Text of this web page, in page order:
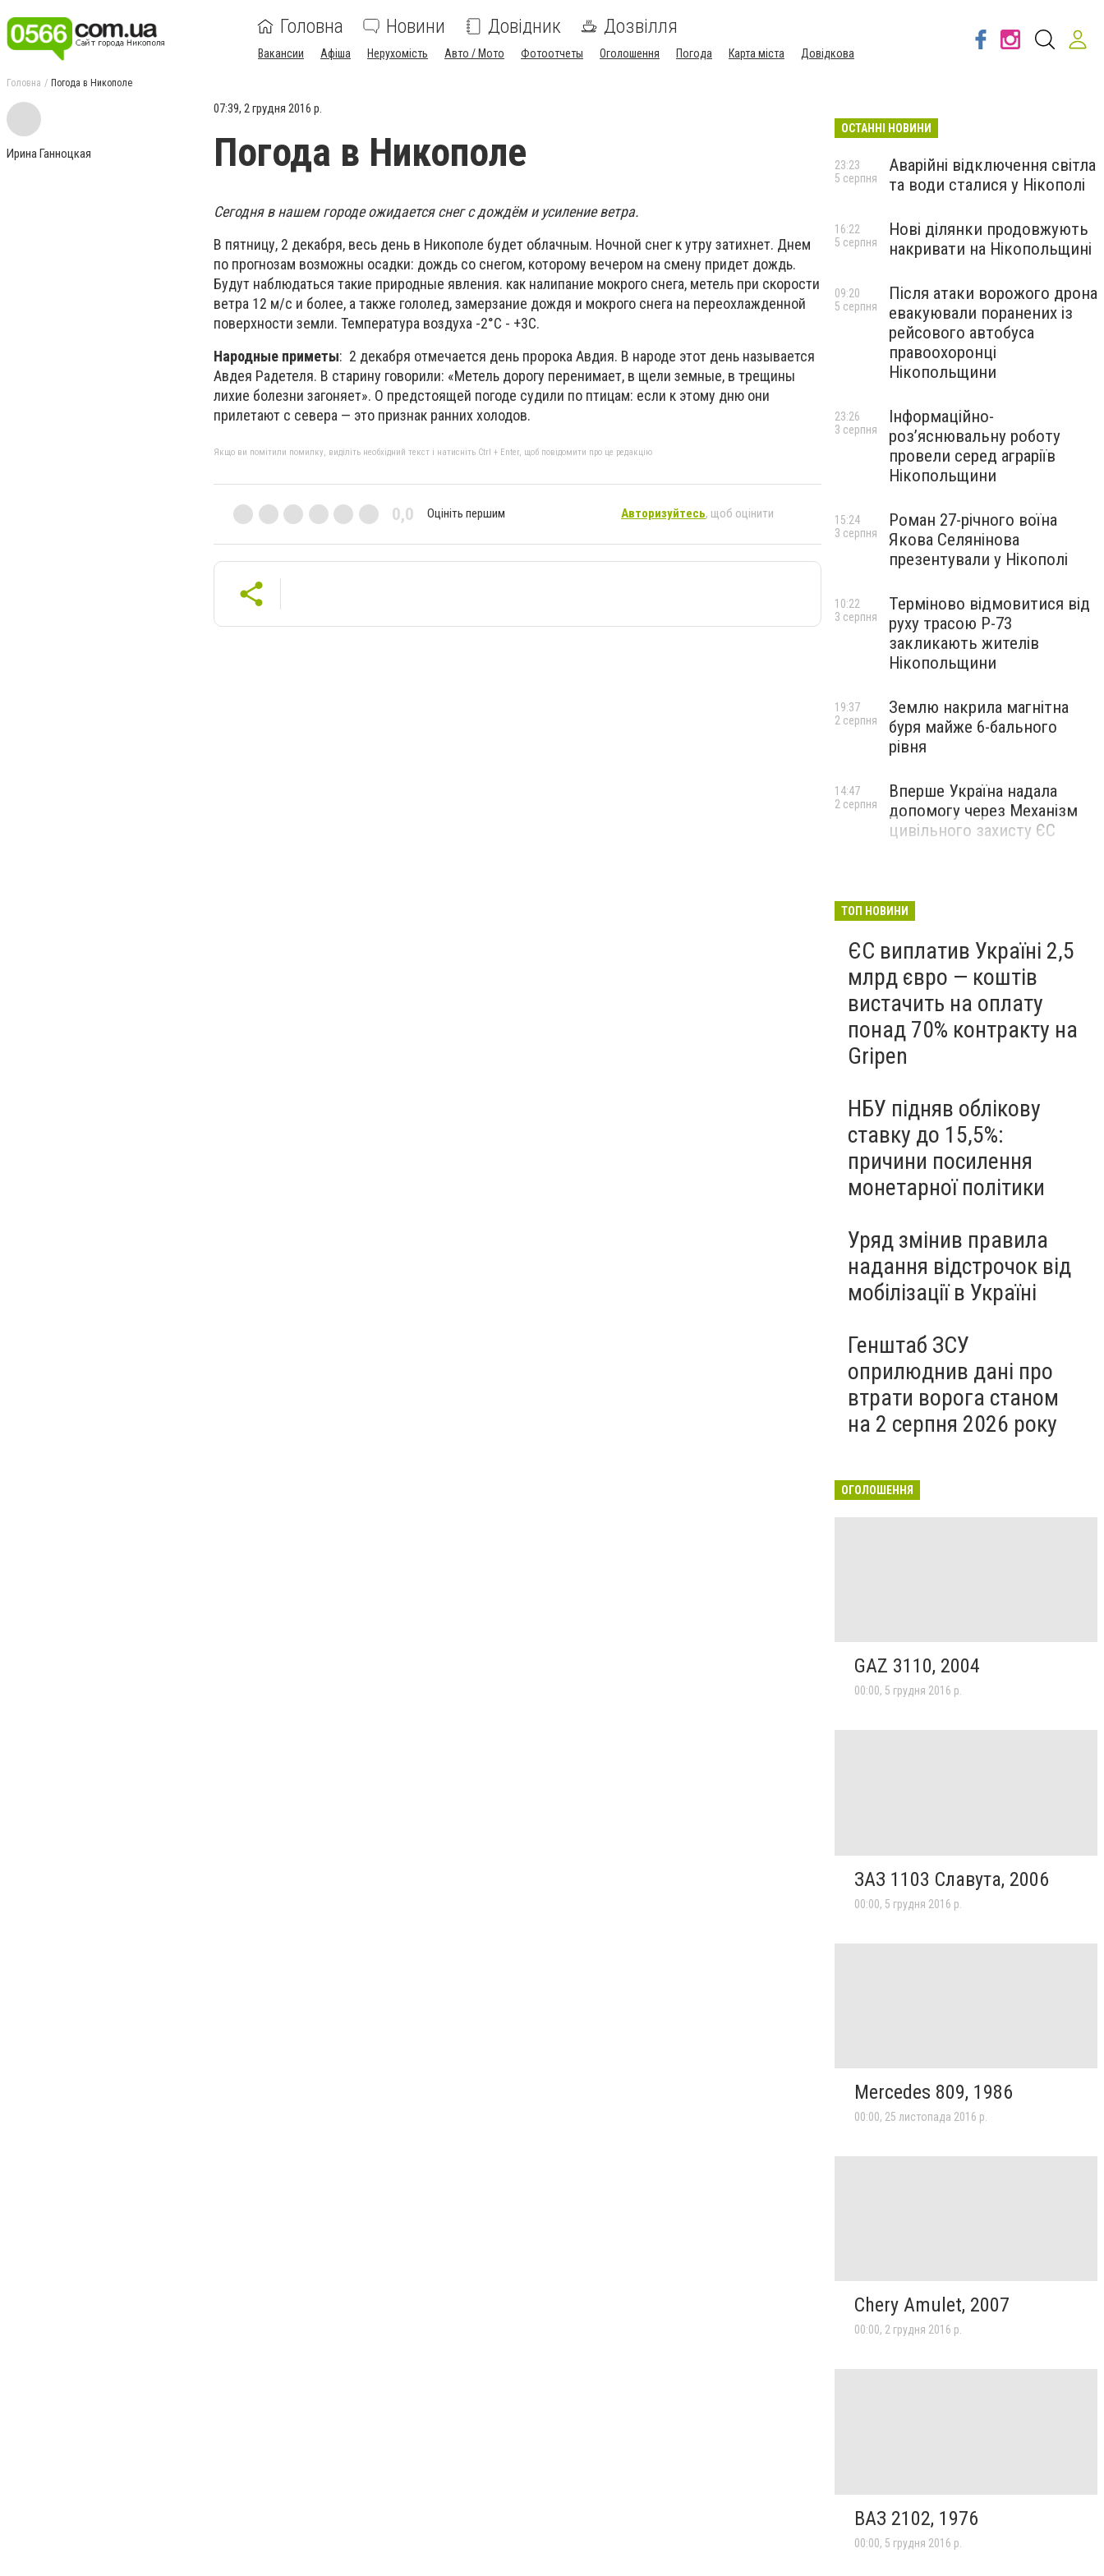
Головна Новини Довідник Дозвілля
Вакансии Афіша Нерухомість Авто / Мото Фотоотчеты Оголошення Погода Карта міста Довідкова
Головна Погода в Никополе
Ирина Ганноцкая
07:39, 2 грудня 2016 р.
Погода в Никополе
Сегодня в нашем городе ожидается снег с дождём и усиление ветра.
В пятницу, 2 декабря, весь день в Никополе будет облачным. Ночной снег к утру затихнет. Днем
по прогнозам возможны осадки: дождь со снегом, которому вечером на смену придет дождь.
Будут наблюдаться такие природные явления. как налипание мокрого снега, метель при скорости
ветра 12 м/с и более, а также гололед, замерзание дождя и мокрого снега на переохлажденной
поверхности земли. Температура воздуха -2°C - +3C.
Народные приметы: 2 декабря отмечается день пророка Авдия. В народе этот день называется
Авдея Радетеля. В старину говорили: «Метель дорогу перенимает, в щели земные, в трещины
лихие болезни загоняет». О предстоящей погоде судили по птицам: если к этому дню они
прилетают с севера — это признак ранних холодов.
Якщо ви помітили помилку, виділіть необхідний текст і натисніть Ctrl + Enter, щоб повідомити про це редакцію
0,0 Оцініть першим Авторизуйтесь, щоб оцінити
ОСТАННІ НОВИНИ
Аварійні відключення світла
та води сталися у Нікополі
23:23
5 серпня
Нові ділянки продовжують
накривати на Нікопольщині
16:22
5 серпня
Після атаки ворожого дрона
евакуювали поранених із
рейсового автобуса
правоохоронці
Нікопольщини
09:20
5 серпня
Інформаційно-
роз’яснювальну роботу
провели серед аграріїв
Нікопольщини
23:26
3 серпня
Роман 27-річного воїна
Якова Селянінова
презентували у Нікополі
15:24
3 серпня
Терміново відмовитися від
руху трасою Р-73
закликають жителів
Нікопольщини
10:22
3 серпня
Землю накрила магнітна
буря майже 6-бального
рівня
19:37
2 серпня
Вперше Україна надала
допомогу через Механізм
цивільного захисту ЄС
14:47
2 серпня
ТОП НОВИНИ
ЄС виплатив Україні 2,5
млрд євро — коштів
вистачить на оплату
понад 70% контракту на
Gripen
НБУ підняв облікову
ставку до 15,5%:
причини посилення
монетарної політики
Уряд змінив правила
надання відстрочок від
мобілізації в Україні
Генштаб ЗСУ
оприлюднив дані про
втрати ворога станом
на 2 серпня 2026 року
ОГОЛОШЕННЯ
GAZ 3110, 2004
00:00, 5 грудня 2016 р.
ЗАЗ 1103 Славута, 2006
00:00, 5 грудня 2016 р.
Mercedes 809, 1986
00:00, 25 листопада 2016 р.
Chery Amulet, 2007
00:00, 2 грудня 2016 р.
ВАЗ 2102, 1976
00:00, 5 грудня 2016 р.